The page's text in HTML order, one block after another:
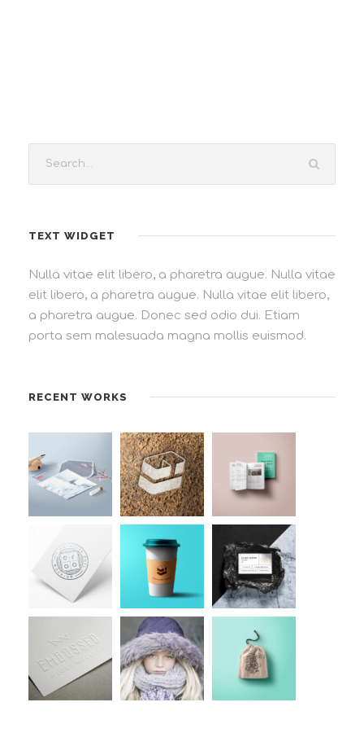
TEXT WIDGET
Nulla vitae elit libero, a pharetra augue. Nulla vitae
elit libero, a pharetra augue. Nulla vitae elit libero,
a pharetra augue. Donec sed odio dui. Etiam
porta sem malesuada magna mollis euismod.
RECENT WORKS